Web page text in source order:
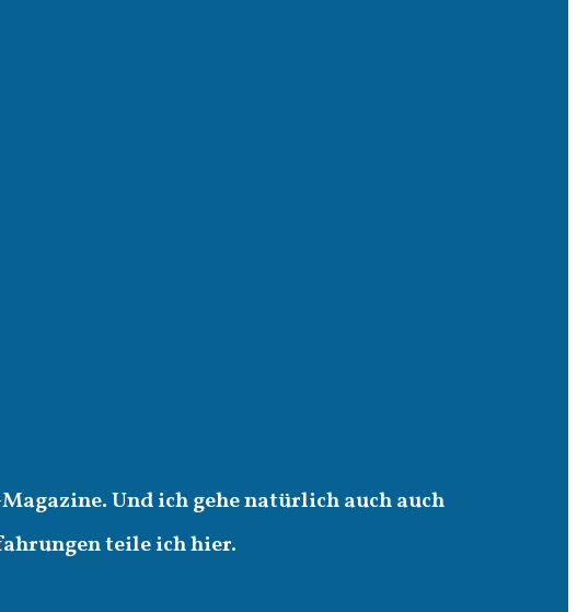
Und ich gehe natürlich auch auch
teile ich hier.